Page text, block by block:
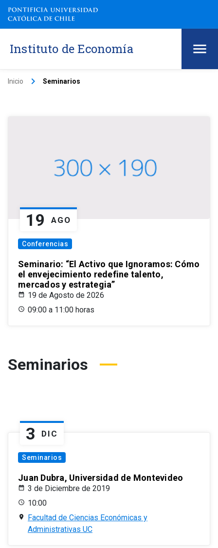
Instituto de Economía
Inicio keyboard_arrow_right Seminarios
19 AGO
Conferencias
Seminario: “El Activo que Ignoramos: Cómo
el envejecimiento redefine talento,
mercados y estrategia”
19 de Agosto de 2026
09:00 a 11:00 horas
Seminarios
3 DIC
Seminarios
Juan Dubra, Universidad de Montevideo
3 de Diciembre de 2019
10:00
Facultad de Ciencias Económicas y
Administrativas UC